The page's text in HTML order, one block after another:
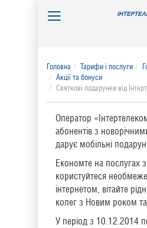
Toggle
Головна Тарифи і послуги
Акції та бонуси
Святкові подарунки від
Оператор
абонентів з
дарує мобільні
Економте на послугах
користуйтеся
інтернетом, вітайте
колег з Новим роком
У період з 10.12.2014